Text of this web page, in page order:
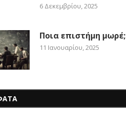
6 Δεκεμβρίου, 2025
Ποια επιστήμη μωρέ;
11 Ιανουαρίου, 2025